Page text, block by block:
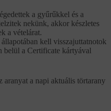
a gyűrűkkel és a
nekünk, akkor készletes
a vételárat.
kell visszajuttatnotok
belül a Certificate kártyával
aranyat a napi aktuális törtarany